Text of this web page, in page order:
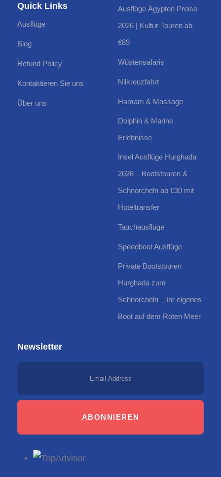
Quick Links
Ausflüge
Blog
Refund Policy
Kontaktieren Sie uns
Über uns
Ausflüge Ägypten Preise
2026 | Kultur-Touren ab
€89
Wüstensafaris
Nilkreuzfahrt
Hamam & Massage
Dolphin & Marine
Erlebnisse
Insel Ausflüge Hurghada
2026 – Bootstouren &
Schnorcheln ab €30 mit
Hoteltransfer
Tauchausflüge
Speedboot Ausflüge
Private Bootstouren
Hurghada zum
Schnorcheln – Ihr eigenes
Boot auf dem Roten Meer
Newsletter
ABONNIEREN